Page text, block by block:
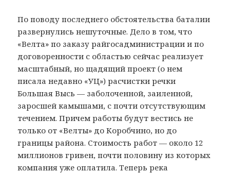
По поводу последнего обстоятельства баталии
развернулись нешуточные. Дело в том, что
«Велта» по заказу райгосадминистрации и по
договоренности с областью сейчас реализует
масштабный, но щадящий проект (о нем
писала недавно «УЦ») расчистки речки
Большая Высь — заболоченной, заиленной,
заросшей камышами, с почти отсутствующим
течением. Причем работы будут вестись не
только от «Велты» до Коробчино, но до
границы района. Стоимость работ — около 12
миллионов гривен, почти половину из которых
компания уже оплатила. Теперь река